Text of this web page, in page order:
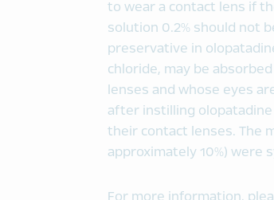
to wear a contact lens if
solution 0.2% should not
preservative in
chloride, may be
lenses and whose eyes
after instilling
their contact lenses. The
approximately 10%) were
For more information,